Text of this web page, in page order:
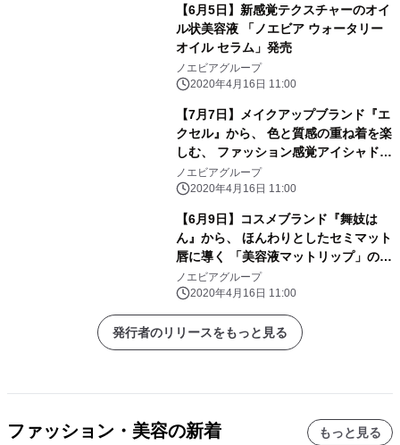
【6月5日】新感覚テクスチャーのオイ
ル状美容液 「ノエビア ウォータリー
オイル セラム」発売
ノエビアグループ
2020年4月16日 11:00
【7月7日】メイクアップブランド『エ
クセル』から、 色と質感の重ね着を楽
しむ、 ファッション感覚アイシャドウ
「リアルクローズシャドウ」の限定色
発売
ノエビアグループ
2020年4月16日 11:00
【6月9日】コスメブランド『舞妓は
ん』から、 ほんわりとしたセミマット
唇に導く 「美容液マットリップ」の限
定色 発売
ノエビアグループ
2020年4月16日 11:00
発行者のリリースをもっと見る
ファッション・美容の新着 もっと見る